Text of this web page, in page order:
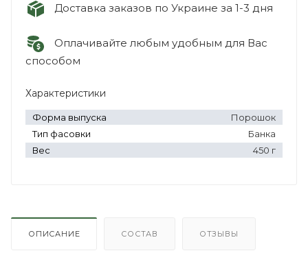
Доставка заказов по Украине за 1-3 дня
Оплачивайте любым удобным для Вас
способом
Характеристики
Форма выпуска
Порошок
Тип фасовки
Банка
Вес
450 г
ОПИСАНИЕ СОСТАВ ОТЗЫВЫ